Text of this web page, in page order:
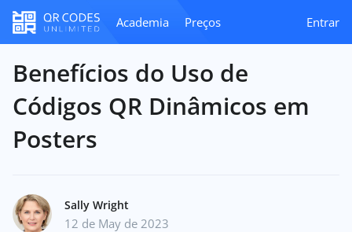
Academia Preços Entrar
Benefícios do Uso de
Códigos QR Dinâmicos em
Posters
Sally Wright
12 de May de 2023